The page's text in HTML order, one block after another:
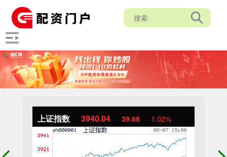
上证指数 3940.04 39.68 1.02%